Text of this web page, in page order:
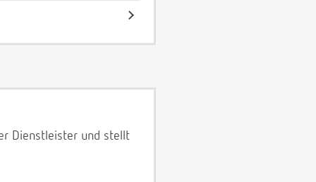
Dienstleister und stellt